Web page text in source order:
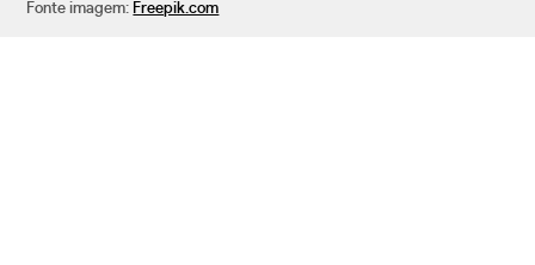
Fonte imagem: Freepik.com